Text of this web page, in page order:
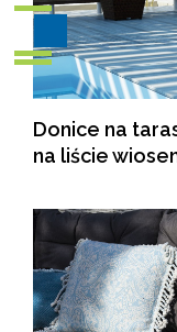
Donice na
na liście